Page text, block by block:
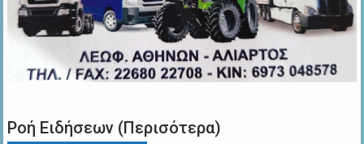
Ροή Ειδήσεων (Περισότερα)